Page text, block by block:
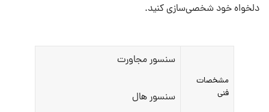
دلخواه خود شخصی‌سازی کنید.
مشخصات
فنی
سنسور مجاورت
سنسور هال